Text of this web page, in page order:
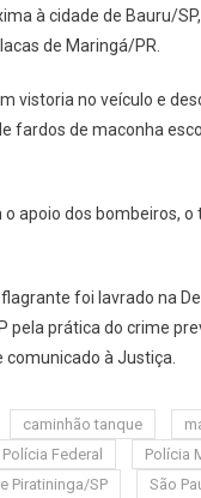
à cidade de Bauru/
de Maringá/PR.
vistoria no veículo e
fardos de maconha
o apoio dos bombeiros,
foi lavrado na
pela prática do crime
à Justiça.
caminhão tanque
Polícia Federal
Polícia
Piratininga/SP
São